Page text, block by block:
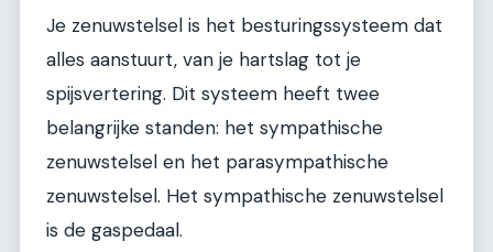
Je zenuwstelsel is het besturingssysteem dat
alles aanstuurt, van je hartslag tot je
spijsvertering. Dit systeem heeft twee
belangrijke standen: het sympathische
zenuwstelsel en het parasympathische
zenuwstelsel. Het sympathische zenuwstelsel
is de gaspedaal.